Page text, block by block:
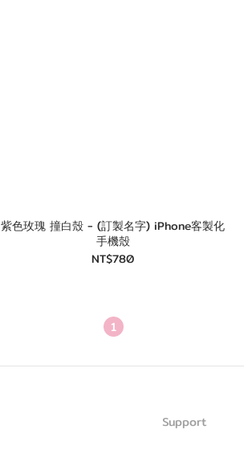
紫色玫瑰 撞白殼 - (訂製名字) iPhone客製化
手機殼
NT$780
1
Support